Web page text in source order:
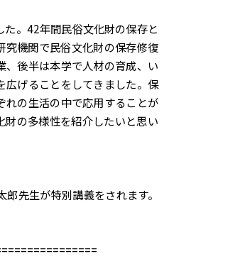
た。42年間民俗文化財の保存と
究機関で民俗文化財の保存修復
、後半は本学で人材の育成、い
広げることをしてきました。保
れの生活の中で応用することが
財の多様性を紹介したいと思い
先生が特別講義をされます。